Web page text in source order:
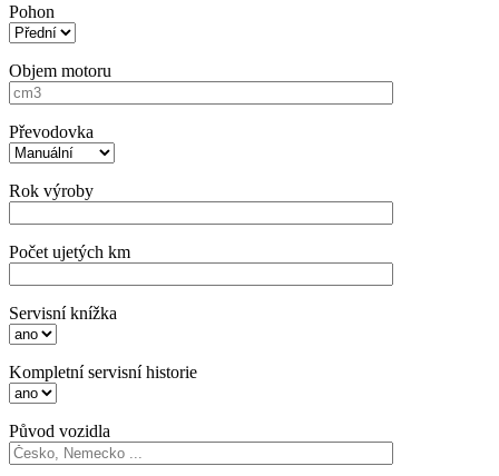
Pohon
Objem motoru
Převodovka
Rok výroby
Počet ujetých km
Servisní knížka
Kompletní servisní historie
Původ vozidla